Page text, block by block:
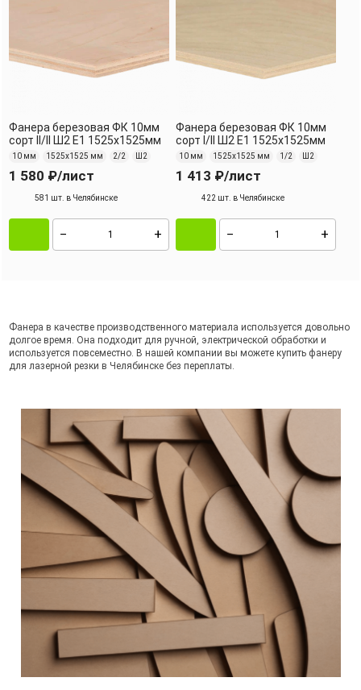
Фанера березовая ФК 10мм
сорт II/II Ш2 Е1 1525х1525мм
10 мм 1525х1525 мм 2/2 Ш2
1 580 ₽/лист
581 шт. в Челябинске
Фанера березовая ФК 10мм
сорт I/II Ш2 Е1 1525х1525мм
10 мм 1525х1525 мм 1/2 Ш2
1 413 ₽/лист
422 шт. в Челябинске
Фанера в качестве производственного материала используется довольно
долгое время. Она подходит для ручной, электрической обработки и
используется повсеместно. В нашей компании вы можете купить фанеру
для лазерной резки в Челябинске без переплаты.